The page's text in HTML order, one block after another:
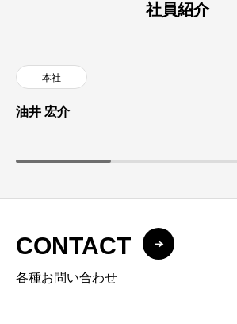
社員紹介
本社
油井 宏介
CONTACT
各種お問い合わせ